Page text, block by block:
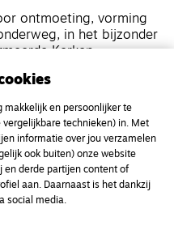
ontmoeting, vorming
in het bijzonder
Kerken.
makkelijk en persoonlijker te
technieken) in. Met
informatie over jou verzamelen
ook buiten) onze website
en derde partijen content of
aan. Daarnaast is het dankzij
social media.